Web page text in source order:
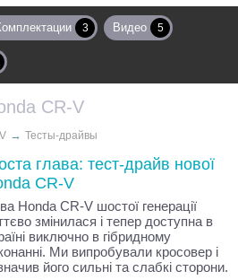
3 Видео 5
CR-V
→ Тесты-драйвы
глава: тест-драйв нової
CR-V
Honda CR-V шостої генерації
змінилася і тепер доступна в
виключно в гібридному
Ми випробували кросовер і
його сильні та слабкі сторони.